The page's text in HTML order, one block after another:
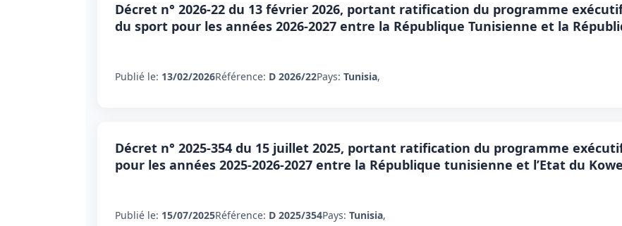
Décret n° 2026-22 du 13 février 2026, portant ratification du programme
du sport pour les années 2026-2027 entre la République Tunisienne et la
Publié le: 13/02/2026Référence: D 2026/22Pays: Tunisia,
Décret n° 2025-354 du 15 juillet 2025, portant ratification du programme
pour les années 2025-2026-2027 entre la République tunisienne et l’Etat du
Publié le: 15/07/2025Référence: D 2025/354Pays: Tunisia,